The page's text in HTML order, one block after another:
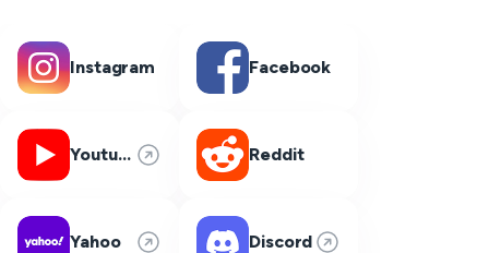
Instagram Facebook
Youtube Reddit
Yahoo Discord